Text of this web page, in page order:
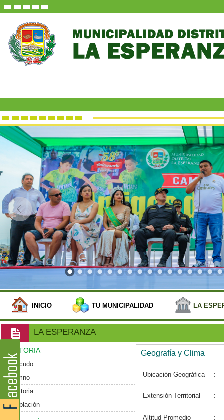
INICIO TU MUNICIPALIDAD LA
LA ESPERANZA
HISTORIA
Escudo
Himno
Historia
Población
Geografía y Clima
Ubicación Geográfica :
Extensión Territorial :
Altitud Promedio :